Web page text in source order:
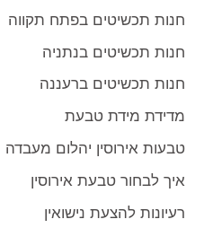
חנות תכשיטים בפתח תקווה
חנות תכשיטים בנתניה
חנות תכשיטים ברעננה
מדידת מידת טבעת
טבעות אירוסין יהלום מעבדה
איך לבחור טבעת אירוסין
רעיונות להצעת נישואין